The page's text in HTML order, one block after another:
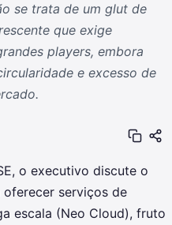
se trata de um glut de
que exige
players, embora
e excesso de
o executivo discute o
serviços de
escala (Neo Cloud), fruto